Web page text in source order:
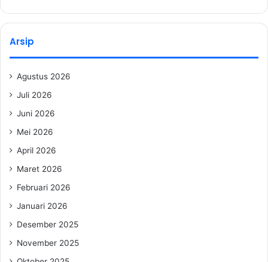
Arsip
Agustus 2026
Juli 2026
Juni 2026
Mei 2026
April 2026
Maret 2026
Februari 2026
Januari 2026
Desember 2025
November 2025